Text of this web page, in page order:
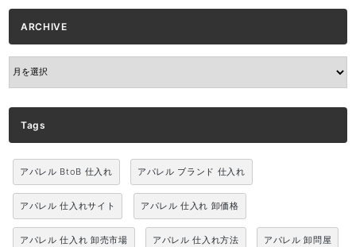
ARCHIVE
ARCHIVE
Tags
アパレル BtoB 仕入れ アパレル ブランド 仕入れ
アパレル 仕入れサイト アパレル 仕入れ 卸価格
アパレル 仕入れ 卸売市場 アパレル 仕入れ方法 アパレル 卸問屋